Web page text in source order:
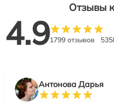
Отзывы
4.91799 отзывов
Антонова Дарья